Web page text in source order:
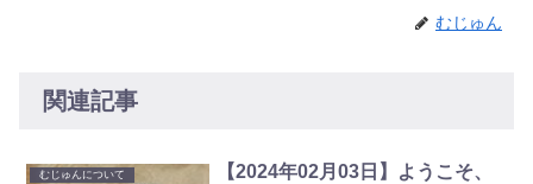
むじゅん
関連記事
むじゅんについて
【2024年02月03日】ようこそ、